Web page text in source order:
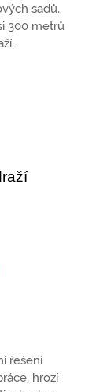
sadů,
300 metrů
řešení
hrozí